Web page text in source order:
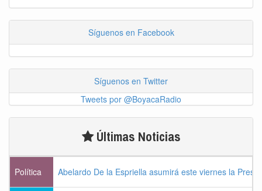
Síguenos en Facebook
Síguenos en Twitter
Tweets por @BoyacaRadio
Últimas Noticias
Política Abelardo De la Espriella asumirá este viernes la